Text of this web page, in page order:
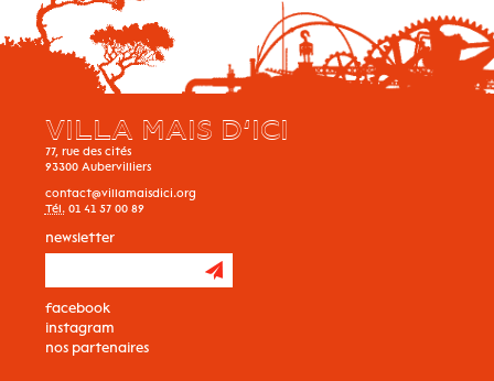
newsletter
facebook
instagram
nos partenaires
VILLA MAIS D’ICI
77, rue des cités
93300 Aubervilliers
contact@villamaisdici.org
Tél. 01 41 57 00 89